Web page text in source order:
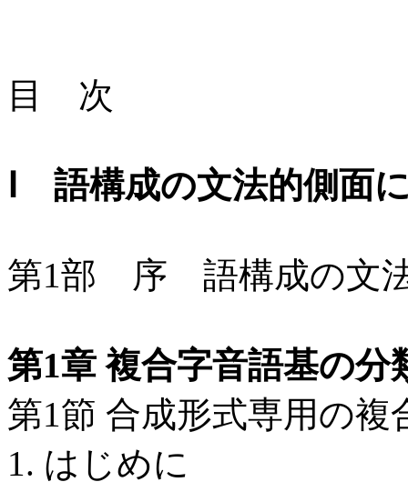
目 次
Ⅰ 語構成の文法的側面
第1部 序 語構成の文
第1章 複合字音語基の分
第1節 合成形式専用の
1. はじめに